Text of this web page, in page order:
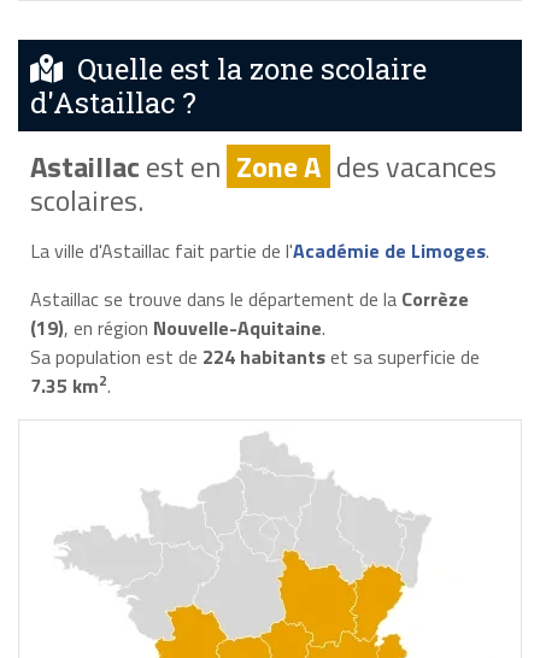
Quelle est la zone scolaire
d'Astaillac ?
Astaillacest en Zone A des vacances
scolaires.
La ville d'Astaillac fait partie de l'Académie de Limoges.
Astaillac se trouve dans le département de la Corrèze
(19), en région Nouvelle-Aquitaine.
Sa population est de 224 habitantset sa superficie de
7.35 km2.